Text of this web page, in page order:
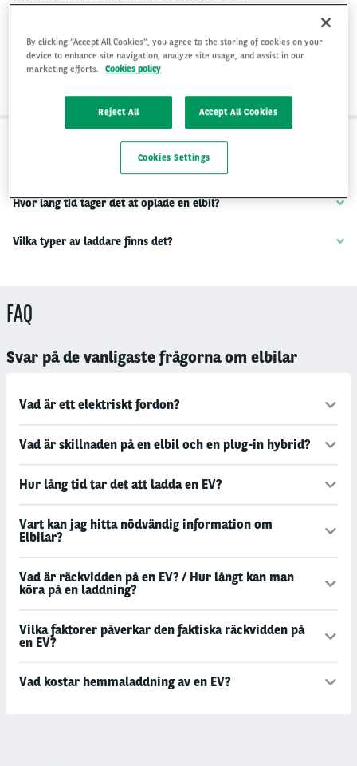
Refusion af strøm fra hjemmeladestander
Hvordan fungerer opladning af elbil?
Hvor lang tid tager det at oplade en elbil?
Vilka typer av laddare finns det?
FAQ
Svar på de vanligaste frågorna om elbilar
Vad är ett elektriskt fordon?
Vad är skillnaden på en elbil och en plug-in hybrid?
Hur lång tid tar det att ladda en EV?
Vart kan jag hitta nödvändig information om
Elbilar?
Vad är räckvidden på en EV? / Hur långt kan man
köra på en laddning?
Vilka faktorer påverkar den faktiska räckvidden på
en EV?
Vad kostar hemmaladdning av en EV?
By clicking “Accept All Cookies”, you agree to the storing of cookies on your
device to enhance site navigation, analyze site usage, and assist in our
marketing efforts.
Cookies policy
Reject All Accept All Cookies
Cookies Settings